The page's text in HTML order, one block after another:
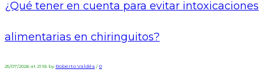
¿Qué tener en cuenta para evitar intoxicaciones
alimentarias en chiringuitos?
25/07/2026 at 21:55 by Roberto Valdés / 0